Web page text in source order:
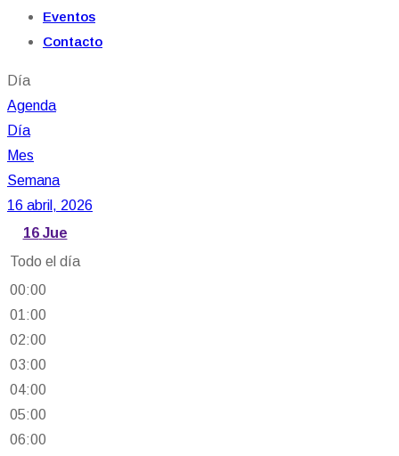
Eventos
Contacto
Día
Agenda
Día
Mes
Semana
16 abril, 2026
16 Jue
Todo el día
00:00
01:00
02:00
03:00
04:00
05:00
06:00